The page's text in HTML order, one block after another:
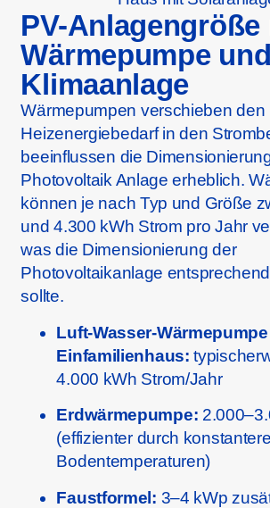
PV-Anlagengröße
Wärmepumpe
Klimaanlage
Wärmepumpen verschieben den
Heizenergiebedarf in den
beeinflussen die
Photovoltaik Anlage erheblich.
können je nach Typ und Größe
und 4.300 kWh Strom pro Jahr
was die Dimensionierung der
Photovoltaikanlage
sollte.
Luft-Wasser-
Einfamilienhaus:
4.000 kWh Strom/Jahr
Erdwärmepumpe:
(effizienter durch konstantere
Bodentemperaturen)
Faustformel: 3–4 kWp